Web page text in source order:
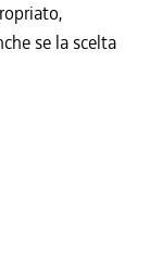
se la scelta